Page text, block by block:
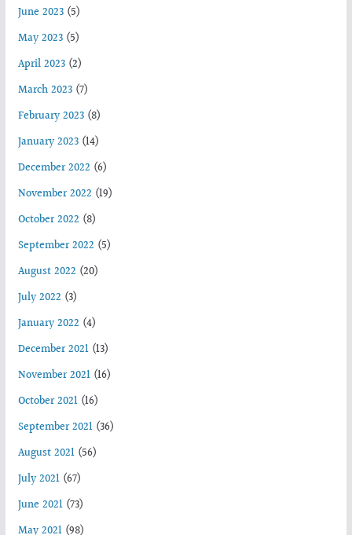
June 2023(5)
May 2023(5)
April 2023(2)
March 2023(7)
February 2023(8)
January 2023(14)
December 2022 (6)
November 2022 (19)
October 2022 (8)
September 2022 (5)
August 2022 (20)
July 2022 (3)
January 2022 (4)
December 2021(13)
November 2021(16)
October 2021(16)
September 2021(36)
August 2021(56)
July 2021(67)
June 2021(73)
May 2021(98)